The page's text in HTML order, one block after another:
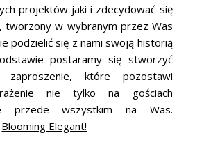
projektów jaki i zdecydować się
tworzony w wybranym przez Was
podzielić się z nami swoją historią
postaramy się stworzyć
zaproszenie, które pozostawi
nie tylko na gościach
przede wszystkim na Was.
Blooming Elegant!